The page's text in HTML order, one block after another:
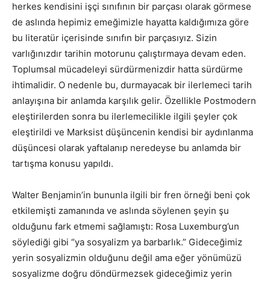
herkes kendisini işçi sınıfının bir parçası olarak görmese
de aslında hepimiz emeğimizle hayatta kaldığımıza göre
bu literatür içerisinde sınıfın bir parçasıyız. Sizin
varlığınızdır tarihin motorunu çalıştırmaya devam eden.
Toplumsal mücadeleyi sürdürmenizdir hatta sürdürme
ihtimalidir. O nedenle bu, durmayacak bir ilerlemeci tarih
anlayışına bir anlamda karşılık gelir. Özellikle Postmodern
eleştirilerden sonra bu ilerlemecilikle ilgili şeyler çok
eleştirildi ve Marksist düşüncenin kendisi bir aydınlanma
düşüncesi olarak yaftalanıp neredeyse bu anlamda bir
tartışma konusu yapıldı.
Walter Benjamin’in bununla ilgili bir fren örneği beni çok
etkilemişti zamanında ve aslında söylenen şeyin şu
olduğunu fark etmemi sağlamıştı: Rosa Luxemburg’un
söylediği gibi “ya sosyalizm ya barbarlık.” Gideceğimiz
yerin sosyalizmin olduğunu değil ama eğer yönümüzü
sosyalizme doğru döndürmezsek gideceğimiz yerin